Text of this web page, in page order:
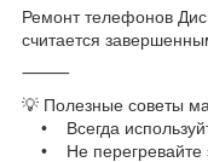
Ремонт телефонов
считается
⸻
💡 Полезные советы
• Всегда
• Не перегревайте